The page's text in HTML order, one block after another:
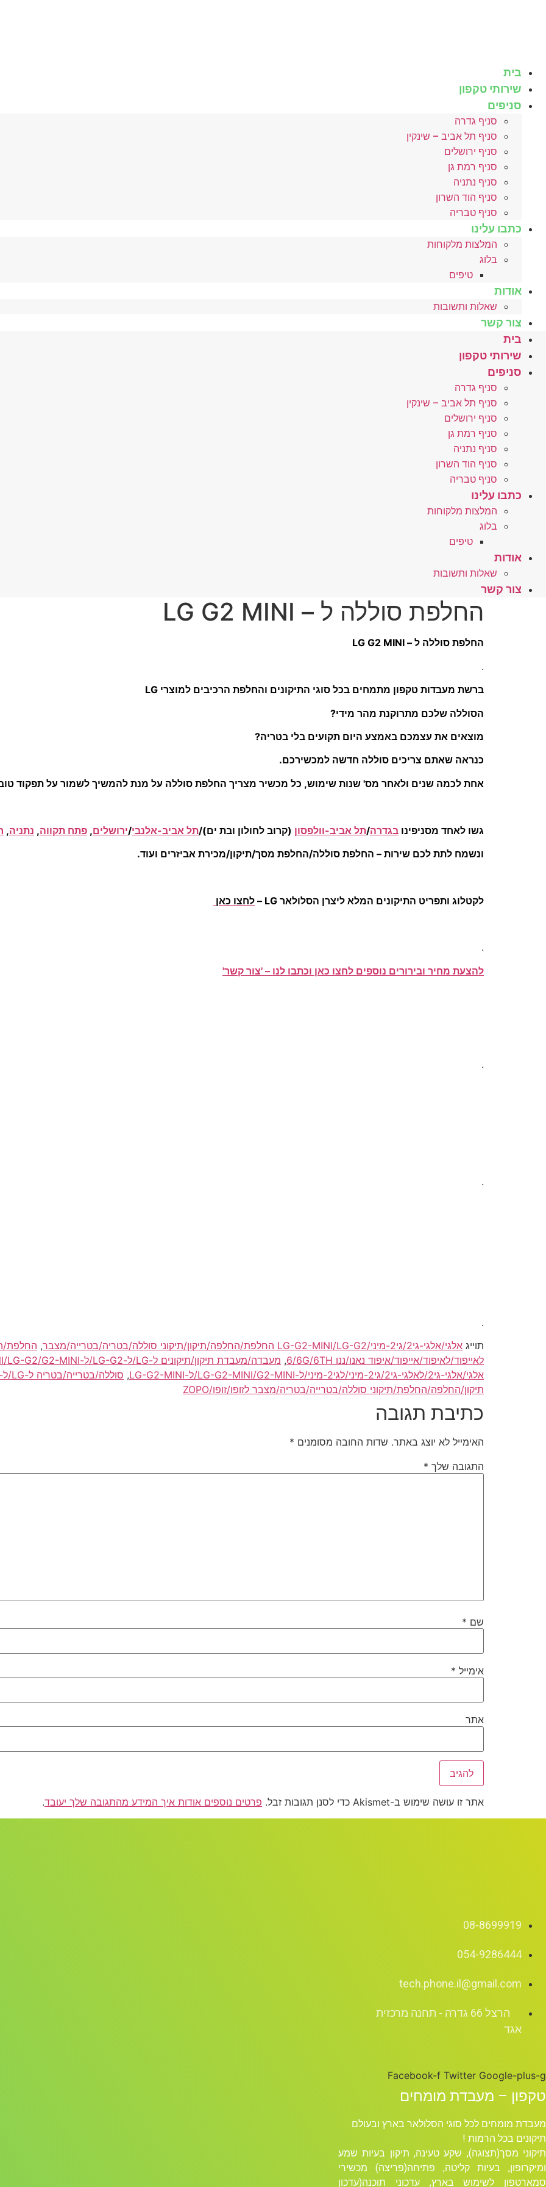
בית
שירותי טקפון
סניפים
סניף גדרה
סניף תל אביב – שינקין
סניף ירושלים
סניף רמת גן
סניף נתניה
סניף הוד השרון
סניף טבריה
כתבו עלינו
המלצות מלקוחות
בלוג
טיפים
אודות
שאלות ותשובות
צור קשר
בית
שירותי טקפון
סניפים
סניף גדרה
סניף תל אביב – שינקין
סניף ירושלים
סניף רמת גן
סניף נתניה
סניף הוד השרון
סניף טבריה
כתבו עלינו
המלצות מלקוחות
בלוג
טיפים
אודות
שאלות ותשובות
צור קשר
החלפת סוללה ל – LG G2 MINI
החלפת סוללה ל – LG G2 MINI
.
ברשת מעבדות טקפון מתמחים בכל סוגי התיקונים והחלפת הרכיבים למוצרי LG
הסוללה שלכם מתרוקנת מהר מידי?
מוצאים את עצמכם באמצע היום תקועים בלי בטריה?
כנראה שאתם צריכים סוללה חדשה למכשירכם.
אחת לכמה שנים ולאחר מס' שנות שימוש, כל מכשיר מצריך החלפת סוללה על מנת להמשיך לשמור על תפקוד טוב
גשו לאחד מסניפינו בגדרה/תל אביב-וולפסון (קרוב לחולון ובת ים)/תל אביב-אלנבי/ירושלים, פתח תקווה, נתניה,
ונשמח לתת לכם שירות – החלפת סוללה/החלפת מסך/תיקון/מכירת אביזרים ועוד.
לקטלוג ותפריט התיקונים המלא ליצרן הסלולאר LG – לחצו כאן
.
להצעת מחיר ובירורים נוספים לחצו כאן וכתבו לנו – 'צור קשר'
.
.
.
תוייג אלגי/אלגי-גי2/גי2-מיני/LG-G2-MINI/LG-G2 החלפת/החלפה/תיקון/תיקוני סוללה/בטריה/בטרייה/מצבר , החלפת/
לאייפוד/לאיפוד/אייפוד/איפוד נאנו/ננו 6/6G/6TH
, מעבדה/מעבדת תיקון/תיקונים ל-LG/ל-LG-G2/ל-G2-MINI/LG-G2/G2-MINI
אלגי/אלגי-גי2/לאלגי-גי2/גי2-מיני/לגי2-מיני/ל-LG-G2-MINI/G2-MINI/ל-LG-G2-MINI
, סוללה/בטרייה/בטריה ל-LG/ל-LG-G2/ל-G2-MINI/LG-G2/G2-MINI
תיקון/החלפה/החלפת/תיקוני סוללה/בטרייה/בטריה/מצבר לזופו/זופו/ZOPO
כתיבת תגובה
האימייל לא יוצג באתר. שדות החובה מסומנים *
התגובה שלך *
שם *
אימייל *
אתר
אתר זו עושה שימוש ב-Akismet כדי לסנן תגובות זבל. פרטים נוספים אודות איך המידע מהתגובה שלך יעובד.
08-8699919
054-9286444
tech.phone.il@gmail.com
הרצל 66 גדרה - תחנה מרכזית
אגד
Facebook-f Twitter Google-plus-g
טקפון – מעבדת מומחים
מעבדת מומחים לכל סוגי הסלולאר בארץ ובעולם
תיקונים בכל הרמות !
תיקוני מסך(תצוגה), שקע טעינה, תיקון בעיות שמע
ומיקרופון, בעיות קליטה, פתיחה(פריצה) מכשירי
סמארטפון לשימוש בארץ, עדכוני תוכנה(עדכון